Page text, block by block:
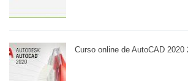
Curso online de AutoCAD 2020